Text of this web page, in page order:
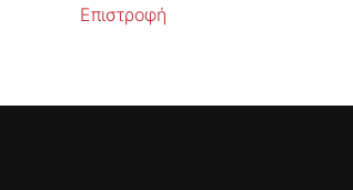
Επιστροφή